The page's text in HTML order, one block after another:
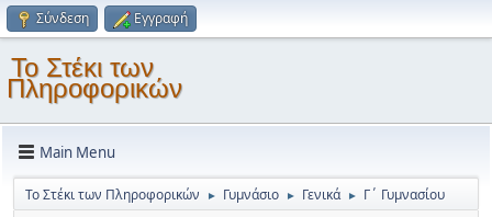
Σύνδεση Εγγραφή
Το Στέκι των
Πληροφορικών
Main Menu
Το Στέκι των Πληροφορικών ► Γυμνάσιο ► Γενικά ► Γ΄ Γυμνασίου